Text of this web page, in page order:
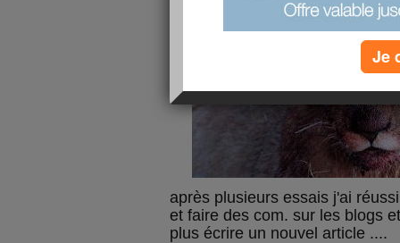
après plusieurs essais j'ai
et faire des com. sur les blogs
plus écrire un nouvel article ....
Je